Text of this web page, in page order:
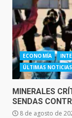
ECONOMÍA
ÚLTIMAS NOTICIAS
MINERALES
SENDAS
8 de agosto de